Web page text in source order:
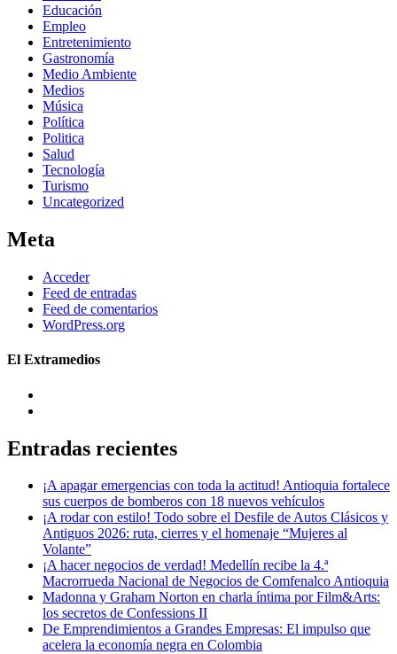
Educación
Empleo
Entretenimiento
Gastronomía
Medio Ambiente
Medios
Música
Política
Politica
Salud
Tecnología
Turismo
Uncategorized
Meta
Acceder
Feed de entradas
Feed de comentarios
WordPress.org
El Extramedios
Entradas recientes
¡A apagar emergencias con toda la actitud! Antioquia fortalece
sus cuerpos de bomberos con 18 nuevos vehículos
¡A rodar con estilo! Todo sobre el Desfile de Autos Clásicos y
Antiguos 2026: ruta, cierres y el homenaje “Mujeres al
Volante”
¡A hacer negocios de verdad! Medellín recibe la 4.ª
Macrorrueda Nacional de Negocios de Comfenalco Antioquia
Madonna y Graham Norton en charla íntima por Film&Arts:
los secretos de Confessions II
De Emprendimientos a Grandes Empresas: El impulso que
acelera la economía negra en Colombia